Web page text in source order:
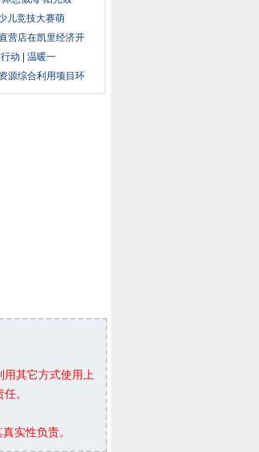
儿竞技大赛萌
营店在凯里经济开
动 | 温暖一
源综合利用项目环
用其它方式使用上
。
实性负责。